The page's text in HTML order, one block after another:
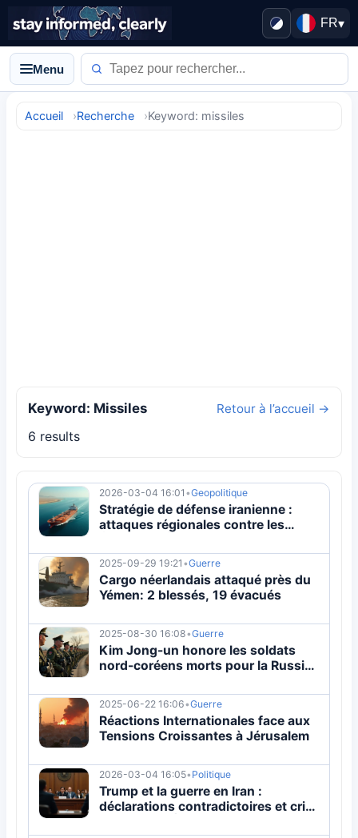
FR▾
Menu
Accueil Recherche Keyword: missiles
Keyword: Missiles Retour à l’accueil →
6 results
2026-03-04 16:01 •Geopolitique
Stratégie de défense iranienne :
attaques régionales contre les
2025-09-29 19:21 •Guerre
Cargo néerlandais attaqué près du
Yémen: 2 blessés, 19 évacués
2025-08-30 16:08•Guerre
Kim Jong-un honore les soldats
nord-coréens morts pour la Russie
2025-06-22 16:06•Guerre
Réactions Internationales face aux
Tensions Croissantes à Jérusalem
2026-03-04 16:05• Politique
Trump et la guerre en Iran :
déclarations contradictoires et crise